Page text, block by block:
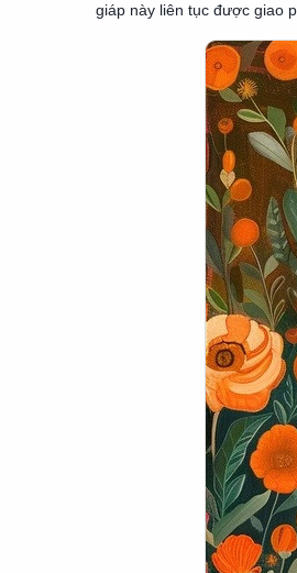
giáp này liên tục được giao